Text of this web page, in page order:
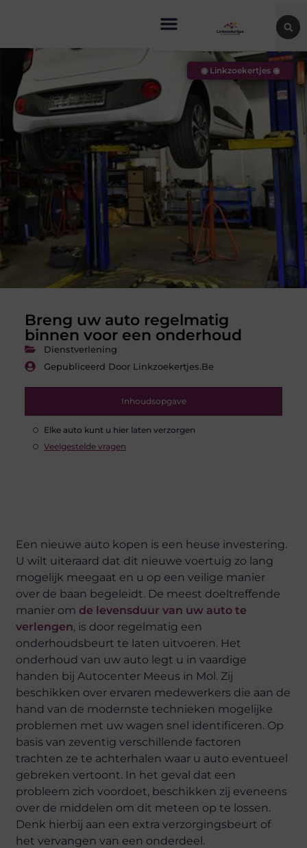
Breng uw auto regelmatig
binnen voor een onderhoud
Dienstverlening
Gepubliceerd Door Linkzoekertjes.be
Inhoudsopgave
Elke auto kunt u hier laten verzorgen
Veelgestelde vragen
◉ Linkzoekertjes ◉
Een nieuwe auto kopen is een heuse investering.
U wilt uiteraard dat dit nieuwe voertuig zo lang
mogelijk meegaat en u op een veilige manier
over de baan begeleidt. De meest doeltreffende
manier om de levensduur van uw auto te
verlengen, is door regelmatig een
onderhoudsbeurt te laten uitvoeren. Het
onderhoud van uw auto legt u in vaardige
handen bij Autocenter Meeus in Mol. Zij
beschikken over ervaren medewerkers die aan de
hand van de modernste technieken mogelijke
problemen met uw wagen snel identificeren. Op
basis van zeventig verschillende factoren
trachten ze te achterhalen waar u auto eventueel
gebreken vertoont. In het geval dat een
probleem zich voordoet, beschikken zij eveneens
over de middelen om dit meteen op te lossen.
Denk hierbij aan een extra verzorgingsbeurt of
het vervangen van een onderdeel.